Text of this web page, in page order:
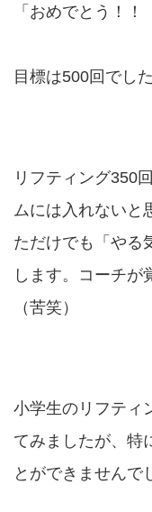
「おめでとう！！
目標は500回でし
リフティング350
ムには入れないと
ただけでも「やる
します。コーチが
（苦笑）
小学生のリフティ
てみましたが、特
とができませんで